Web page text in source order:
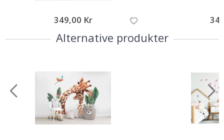
349,00 Kr
Alternative produkter